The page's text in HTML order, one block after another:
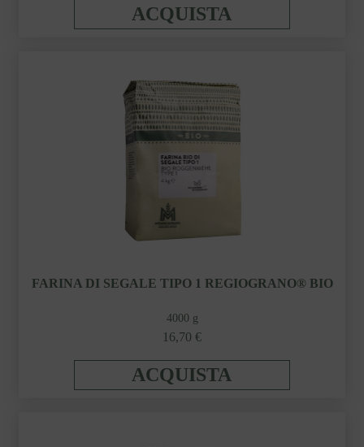
ACQUISTA
FARINA DI SEGALE TIPO 1 REGIOGRANO® BIO
4000 g
16,70 €
ACQUISTA